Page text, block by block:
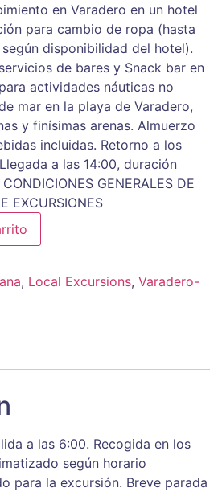
en Varadero en un hotel
para cambio de ropa (hasta
disponibilidad del hotel).
de bares y Snack bar en
actividades náuticas no
mar en la playa de Varadero,
y finísimas arenas. Almuerzo
incluidas. Retorno a los
a las 14:00, duración
GENERALES DE
EXCURSIONES
, Local Excursions, Varadero-
a las 6:00. Recogida en los
según horario
para la excursión. Breve parada